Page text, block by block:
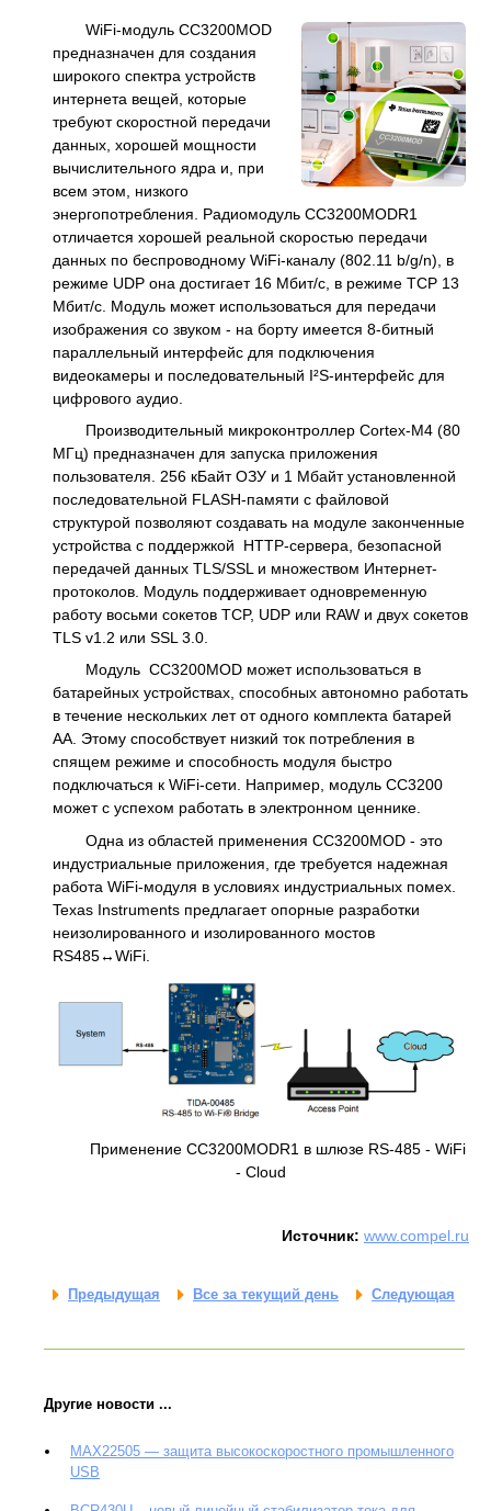
WiFi-модуль CC3200MOD
предназначен для создания
широкого спектра устройств
интернета вещей, которые
требуют скоростной передачи
данных, хорошей мощности
вычислительного ядра и, при
всем этом, низкого
энергопотребления. Радиомодуль CC3200MODR1
отличается хорошей реальной скоростью передачи
данных по беспроводному WiFi-каналу (802.11 b/g/n), в
режиме UDP она достигает 16 Мбит/c, в режиме TCP 13
Мбит/c. Модуль может использоваться для передачи
изображения со звуком - на борту имеется 8-битный
параллельный интерфейс для подключения
видеокамеры и последовательный I²S-интерфейс для
цифрового аудио.
Производительный микроконтроллер Cortex-M4 (80
МГц) предназначен для запуска приложения
пользователя. 256 кБайт ОЗУ и 1 Мбайт установленной
последовательной FLASH-памяти с файловой
структурой позволяют создавать на модуле законченные
устройства с поддержкой HTTP-сервера, безопасной
передачей данных TLS/SSL и множеством Интернет-
протоколов. Модуль поддерживает одновременную
работу восьми сокетов TCP, UDP или RAW и двух сокетов
TLS v1.2 или SSL 3.0.
Модуль CC3200MOD может использоваться в
батарейных устройствах, способных автономно работать
в течение нескольких лет от одного комплекта батарей
AA. Этому способствует низкий ток потребления в
спящем режиме и способность модуля быстро
подключаться к WiFi-сети. Например, модуль CC3200
может с успехом работать в электронном ценнике.
Одна из областей применения CC3200MOD - это
индустриальные приложения, где требуется надежная
работа WiFi-модуля в условиях индустриальных помех.
Texas Instruments предлагает опорные разработки
неизолированного и изолированного мостов
RS485↔WiFi.
Применение CC3200MODR1 в шлюзе RS-485 - WiFi
- Cloud
Источник: www.compel.ru
Предыдущая Все за текущий день Следующая
Другие новости ...
MAX22505 — защита высокоскоростного промышленного
USB